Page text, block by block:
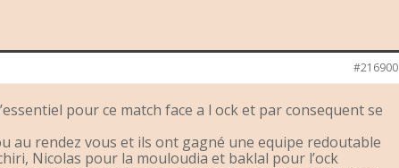
#216900
pour ce match face a l ock et par consequent se
au rendez vous et ils ont gagné une equipe redoutable
Nicolas pour la mouloudia et baklal pour l’ock